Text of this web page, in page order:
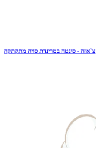
צ`אזה - סינטה במרינדת סויה מתקתקה